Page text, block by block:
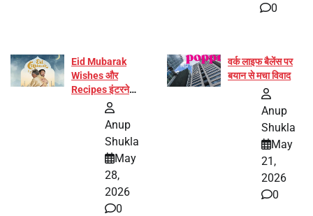
0
Eid Mubarak
Wishes और
Recipes इंटरनेट
पर हुईं वायरल
Anup
Shukla
May
28,
2026
0
वर्क लाइफ बैलेंस पर
बयान से मचा विवाद
Anup
Shukla
May
21,
2026
0